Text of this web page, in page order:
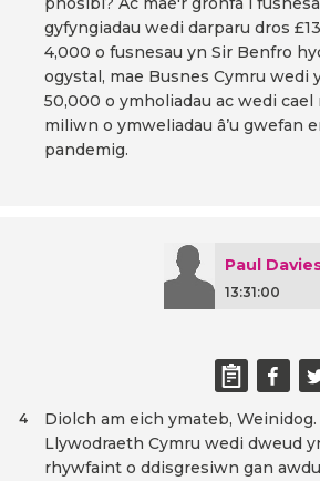
gyfyngiadau wedi darparu dros
4,000 o fusnesau yn Sir Benfro
ogystal, mae Busnes Cymru wedi
50,000 o ymholiadau ac wedi cael
miliwn o ymweliadau â’u gwefan
pandemig.
Paul
13:31:00
Diolch am eich ymateb, Weinidog.
Llywodraeth Cymru wedi dweud
rhywfaint o ddisgresiwn gan
4